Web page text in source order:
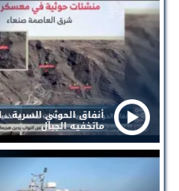
أنفاق الحوثي السرية
ماتخفيه الجبال